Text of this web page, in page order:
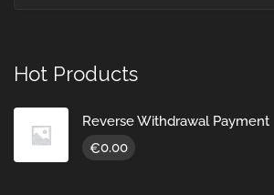
Hot Products
Reverse Withdrawal Payment
€0.00